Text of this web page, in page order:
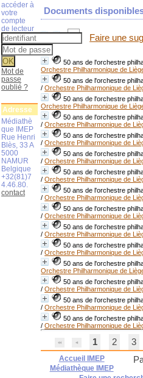
Documents
Faire une
50 ans de l'orchestre
Orchestre Philharmonique de
50 ans de l'orchestre
/Orchestre Philharmonique de
50 ans de l'orchestre
Orchestre Philharmonique de
50 ans de l'orchestre
/Orchestre Philharmonique de
50 ans de l'orchestre
/Orchestre Philharmonique de
50 ans de l'orchestre
/Orchestre Philharmonique de
50 ans de l'orchestre
/Orchestre Philharmonique de
50 ans de l'orchestre
/Orchestre Philharmonique de
50 ans de l'orchestre
/Orchestre Philharmonique de
50 ans de l'orchestre
/Orchestre Philharmonique de
50 ans de l'orchestre
/Orchestre Philharmonique de
50 ans de l'orchestre
Orchestre Philharmonique de
50 ans de l'orchestre
/Orchestre Philharmonique de
50 ans de l'orchestre
/Orchestre Philharmonique de
50 ans de l'orchestre
/Orchestre Philharmonique de
1 2 3
Accueil IMEP
Médiathèque IMEP
accéder à
votre
compte
de lecteur
Mot de
passe
oublié ?
Adresse
Médiathè
que IMEP
Rue Henri
Blès, 33 A
5000
NAMUR
Belgique
+32(81)7
4.46.80.
contact